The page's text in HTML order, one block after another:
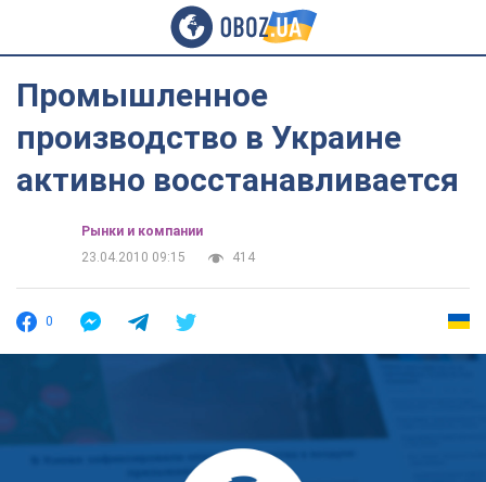
Промышленное
производство в Украине
активно восстанавливается
Рынки и компании
23.04.2010 09:15
414
0